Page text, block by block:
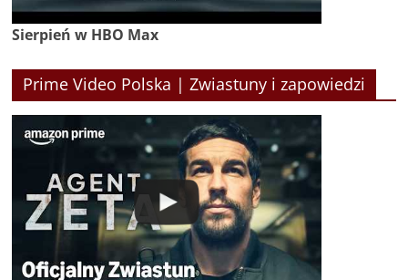
Sierpień w HBO Max
Prime Video Polska | Zwiastuny i zapowiedzi